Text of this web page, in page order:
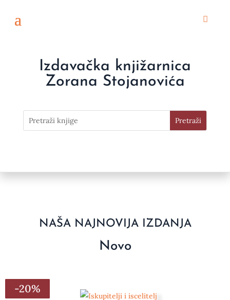
Izdavačka knjižarnica
Zorana Stojanovića
NAŠA NAJNOVIJA IZDANJA
Novo
-20%
-20%
-20%
-20%
-20%
-20%
-20%